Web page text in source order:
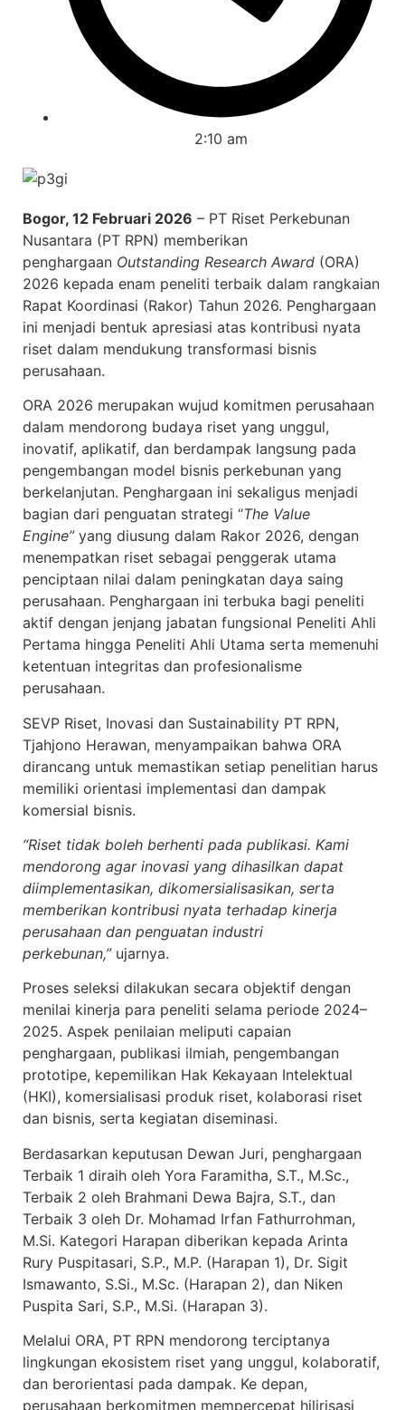
2:10 am
Bogor, 12 Februari 2026 – PT Riset Perkebunan
Nusantara (PT RPN) memberikan
penghargaan Outstanding Research Award (ORA)
2026 kepada enam peneliti terbaik dalam rangkaian
Rapat Koordinasi (Rakor) Tahun 2026. Penghargaan
ini menjadi bentuk apresiasi atas kontribusi nyata
riset dalam mendukung transformasi bisnis
perusahaan.
ORA 2026 merupakan wujud komitmen perusahaan
dalam mendorong budaya riset yang unggul,
inovatif, aplikatif, dan berdampak langsung pada
pengembangan model bisnis perkebunan yang
berkelanjutan. Penghargaan ini sekaligus menjadi
bagian dari penguatan strategi “The Value
Engine”yang diusung dalam Rakor 2026, dengan
menempatkan riset sebagai penggerak utama
penciptaan nilai dalam peningkatan daya saing
perusahaan. Penghargaan ini terbuka bagi peneliti
aktif dengan jenjang jabatan fungsional Peneliti Ahli
Pertama hingga Peneliti Ahli Utama serta memenuhi
ketentuan integritas dan profesionalisme
perusahaan.
SEVP Riset, Inovasi dan Sustainability PT RPN,
Tjahjono Herawan, menyampaikan bahwa ORA
dirancang untuk memastikan setiap penelitian harus
memiliki orientasi implementasi dan dampak
komersial bisnis.
“Riset tidak boleh berhenti pada publikasi. Kami
mendorong agar inovasi yang dihasilkan dapat
diimplementasikan, dikomersialisasikan, serta
memberikan kontribusi nyata terhadap kinerja
perusahaan dan penguatan industri
perkebunan,”ujarnya.
Proses seleksi dilakukan secara objektif dengan
menilai kinerja para peneliti selama periode 2024–
2025. Aspek penilaian meliputi capaian
penghargaan, publikasi ilmiah, pengembangan
prototipe, kepemilikan Hak Kekayaan Intelektual
(HKI), komersialisasi produk riset, kolaborasi riset
dan bisnis, serta kegiatan diseminasi.
Berdasarkan keputusan Dewan Juri, penghargaan
Terbaik 1 diraih oleh Yora Faramitha, S.T., M.Sc.,
Terbaik 2 oleh Brahmani Dewa Bajra, S.T., dan
Terbaik 3 oleh Dr. Mohamad Irfan Fathurrohman,
M.Si. Kategori Harapan diberikan kepada Arinta
Rury Puspitasari, S.P., M.P. (Harapan 1), Dr. Sigit
Ismawanto, S.Si., M.Sc. (Harapan 2), dan Niken
Puspita Sari, S.P., M.Si. (Harapan 3).
Melalui ORA, PT RPN mendorong terciptanya
lingkungan ekosistem riset yang unggul, kolaboratif,
dan berorientasi pada dampak. Ke depan,
perusahaan berkomitmen mempercepat hilirisasi